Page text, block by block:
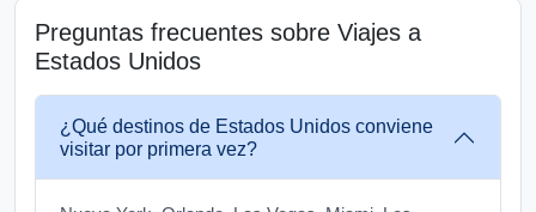
Preguntas frecuentes sobre Viajes a
Estados Unidos
¿Qué destinos de Estados Unidos conviene
visitar por primera vez?